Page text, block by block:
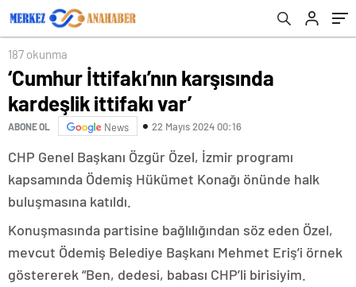
187 okunma
‘Cumhur İttifakı’nın karşısında
kardeşlik ittifakı var’
ABONE OL News 22 Mayıs 2024 00:16
CHP Genel Başkanı Özgür Özel, İzmir programı
kapsamında Ödemiş Hükümet Konağı önünde halk
buluşmasına katıldı.
Konuşmasında partisine bağlılığından söz eden Özel,
mevcut Ödemiş Belediye Başkanı Mehmet Eriş’i örnek
göstererek “Ben, dedesi, babası CHP’li birisiyim.
kuracağız